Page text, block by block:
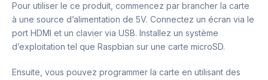
Pour utiliser le ce produit, commencez par brancher la carte
à une source d’alimentation de 5V. Connectez un écran via le
port HDMI et un clavier via USB. Installez un système
d’exploitation tel que Raspbian sur une carte microSD.
Ensuite, vous pouvez programmer la carte en utilisant des